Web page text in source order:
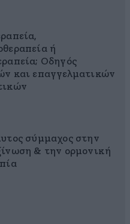
ή
Οδηγός
και επαγγελματικών
σύμμαχος στην
& την ορμονική